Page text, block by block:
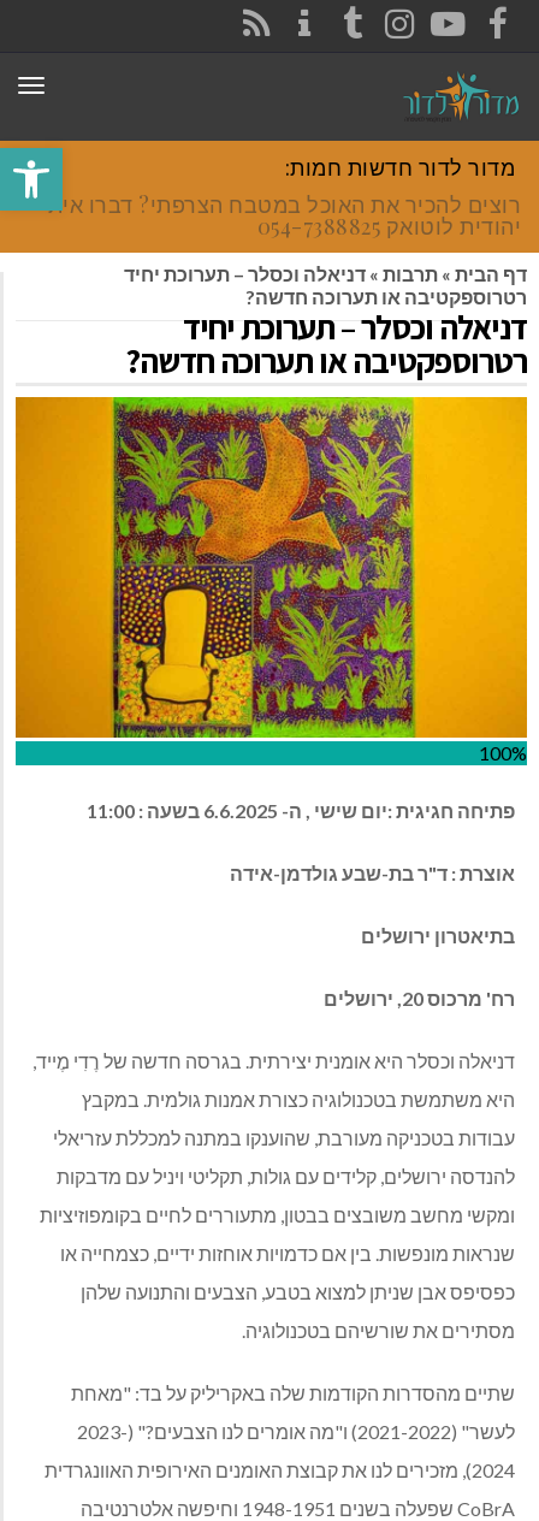
פתח
FACEBOOK
YOUTUBE
INSTAGRAM
TUMBLR
מדור לדור חדשות חמות:
רוצים להכיר את האוכל במטבח הצרפתי? דברו איתי
יהודית לוטואק 054-7388825.
דף הבית » תרבות » דניאלה וכסלר – תערוכת יחיד
רטרוספקטיבה או תערוכה חדשה?
דניאלה וכסלר – תערוכת יחיד
רטרוספקטיבה או תערוכה חדשה?
100%
פתיחה חגיגית :יום שישי , ה- 6.6.2025 בשעה : 11:00
אוצרת : ד"ר בת-שבע גולדמן-אידה
בתיאטרון ירושלים
רח' מרכוס ירושלים
דניאלה וכסלר היא אומנית יצירתית. בגרסה חדשה של רֶדִי מֶייד,
היא משתמשת בטכנולוגיה כצורת אמנות גולמית. במקבץ
עבודות בטכניקה מעורבת, שהוענקו במתנה למכללת עזריאלי
להנדסה ירושלים, קלידים עם גולות, תקליטי ויניל עם מדבקות
ומקשי מחשב משובצים בבטון, מתעוררים לחיים בקומפוזיציות
שנראות מונפשות. בין אם כדמויות אוחזות ידיים, כצמחייה או
כפסיפס אבן שניתן למצוא בטבע, הצבעים והתנועה שלהן
מסתירים את שורשיהם בטכנולוגיה.
שתיים מהסדרות הקודמות שלה באקריליק על בד: "מאחת
לעשר" (2021-2022) ו"מה אומרים לנו הצבעים?" (2023-
2024), מזכירים לנו את קבוצת האומנים האירופית האוונגרדית
CoBrA שפעלה בשנים 1948-1951 וחיפשה אלטרנטיבה